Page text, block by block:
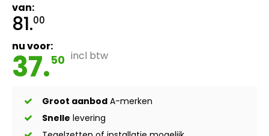
van:
81.00
nu voor:
37.50 incl btw
Groot aanbod A-merken
Snelle levering